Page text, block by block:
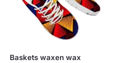
Baskets waxen wax